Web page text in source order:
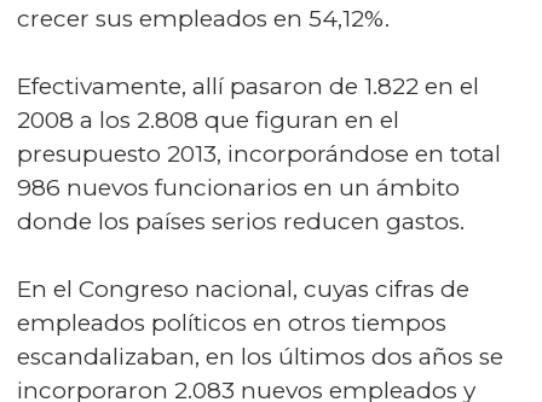
crecer sus empleados en 54,12%.
Efectivamente, allí pasaron de 1.822 en el
2008 a los 2.808 que figuran en el
presupuesto 2013, incorporándose en total
986 nuevos funcionarios en un ámbito
donde los países serios reducen gastos.
En el Congreso nacional, cuyas cifras de
empleados políticos en otros tiempos
escandalizaban, en los últimos dos años se
incorporaron 2.083 nuevos empleados y